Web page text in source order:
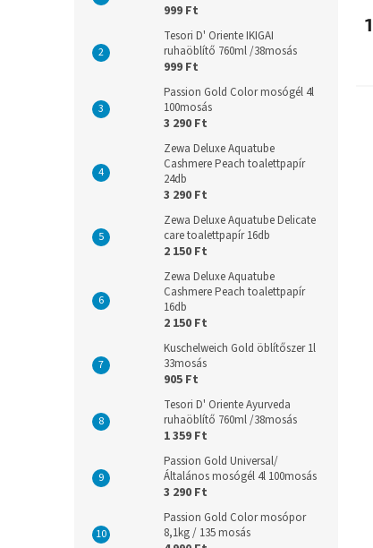
999 Ft
Tesori D' Oriente IKIGAI
ruhaöblítő 760ml /38mosás
999 Ft
Passion Gold Color mosógél 4l
100mosás
3 290 Ft
Zewa Deluxe Aquatube
Cashmere Peach toalettpapír
24db
3 290 Ft
Zewa Deluxe Aquatube Delicate
care toalettpapír 16db
2 150 Ft
Zewa Deluxe Aquatube
Cashmere Peach toalettpapír
16db
2 150 Ft
Kuschelweich Gold öblítőszer 1l
33mosás
905 Ft
Tesori D' Oriente Ayurveda
ruhaöblítő 760ml /38mosás
1 359 Ft
Passion Gold Universal/
Általános mosógél 4l 100mosás
3 290 Ft
Passion Gold Color mosópor
8,1kg / 135 mosás